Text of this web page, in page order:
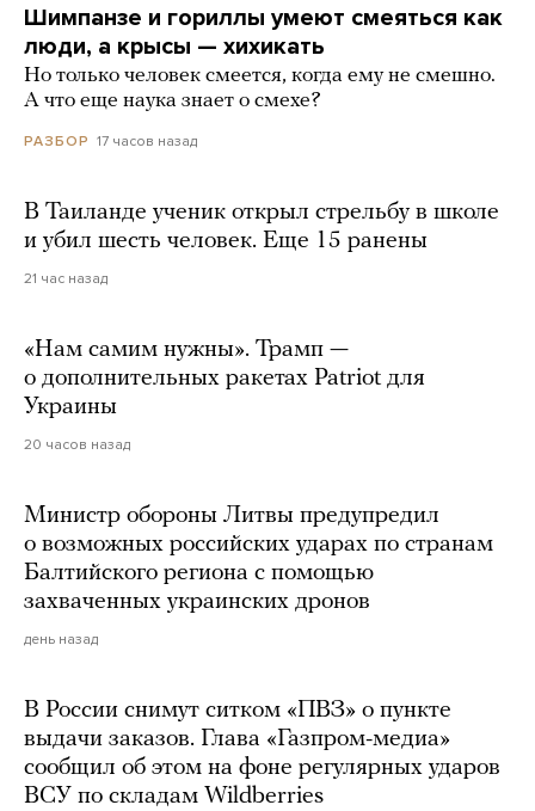
Шимпанзе и гориллы умеют смеяться как
люди, а крысы — хихикать
Но только человек смеется, когда ему не смешно.
А что еще наука знает о смехе?
РАЗБОР 17 часов назад
В Таиланде ученик открыл стрельбу в школе
и убил шесть человек. Еще 15 ранены
21 час назад
«Нам самим нужны». Трамп —
о дополнительных ракетах Patriot для
Украины
20 часов назад
Министр обороны Литвы предупредил
о возможных российских ударах по странам
Балтийского региона с помощью
захваченных украинских дронов
день назад
В России снимут ситком «ПВЗ» о пункте
выдачи заказов. Глава «Газпром-медиа»
сообщил об этом на фоне регулярных ударов
ВСУ по складам Wildberries